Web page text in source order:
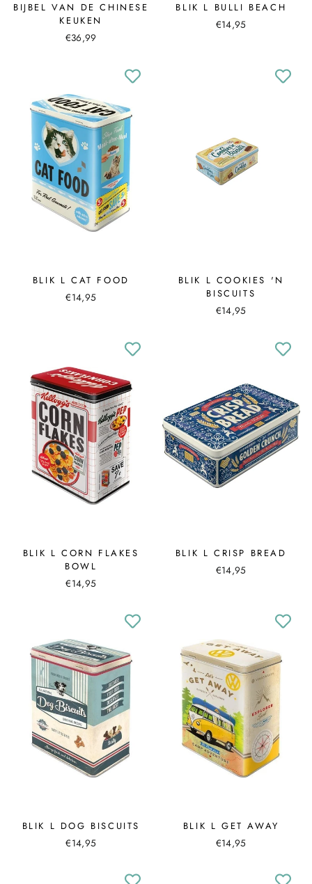
BIJBEL VAN DE CHINESE
KEUKEN
€36,99
BLIK L BULLI BEACH
€14,95
BLIK L CAT FOOD
€14,95
BLIK L COOKIES 'N
BISCUITS
€14,95
BLIK L CORN FLAKES
BOWL
€14,95
BLIK L CRISP BREAD
€14,95
BLIK L DOG BISCUITS
€14,95
BLIK L GET AWAY
€14,95